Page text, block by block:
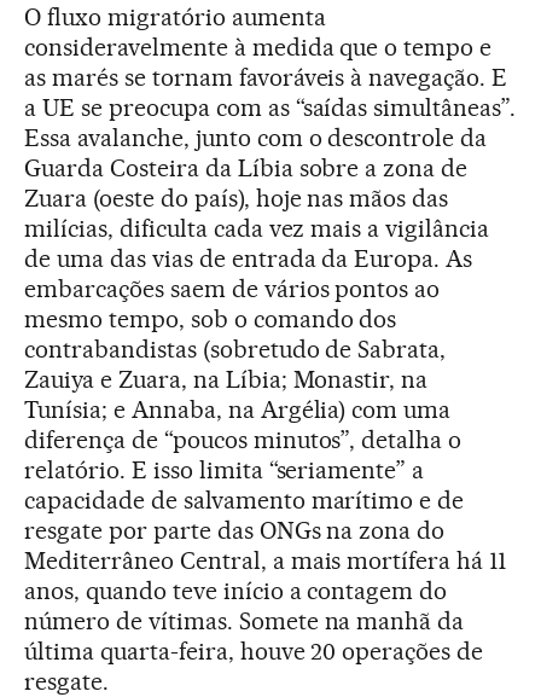
O fluxo migratório aumenta
consideravelmente à medida que o tempo e
as marés se tornam favoráveis à navegação. E
a UE se preocupa com as “saídas simultâneas”.
Essa avalanche, junto com o descontrole da
Guarda Costeira da Líbia sobre a zona de
Zuara (oeste do país), hoje nas mãos das
milícias, dificulta cada vez mais a vigilância
de uma das vias de entrada da Europa. As
embarcações saem de vários pontos ao
mesmo tempo, sob o comando dos
contrabandistas (sobretudo de Sabrata,
Zauiya e Zuara, na Líbia; Monastir, na
Tunísia; e Annaba, na Argélia) com uma
diferença de “poucos minutos”, detalha o
relatório. E isso limita “seriamente” a
capacidade de salvamento marítimo e de
resgate por parte das ONGs na zona do
Mediterrâneo Central, a mais mortífera há 11
anos, quando teve início a contagem do
número de vítimas. Somete na manhã da
última quarta-feira, houve 20 operações de
resgate.